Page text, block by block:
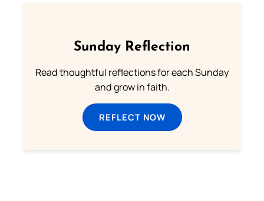
Sunday Reflection
Read thoughtful reflections for each Sunday
and grow in faith.
REFLECT NOW